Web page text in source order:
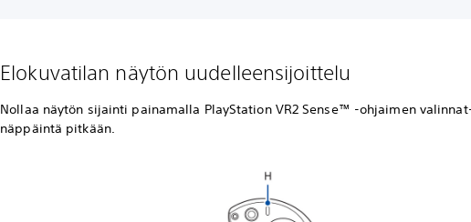
Elokuvatilan näytön uudelleensijoittelu
Nollaa näytön sijainti painamalla PlayStation VR2 Sense™ -ohjaimen
näppäintä pitkään.